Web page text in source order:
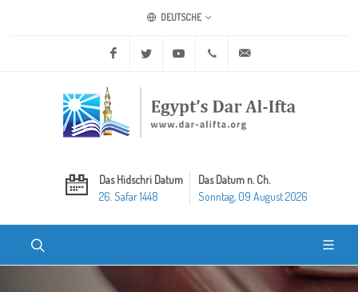
DEUTSCHE
Facebook Twitter Youtube +20 2 25970400
Das Hidschri Datum
26. Safar 1448
Das Datum n. Ch.
Sonntag, 09 August 2026